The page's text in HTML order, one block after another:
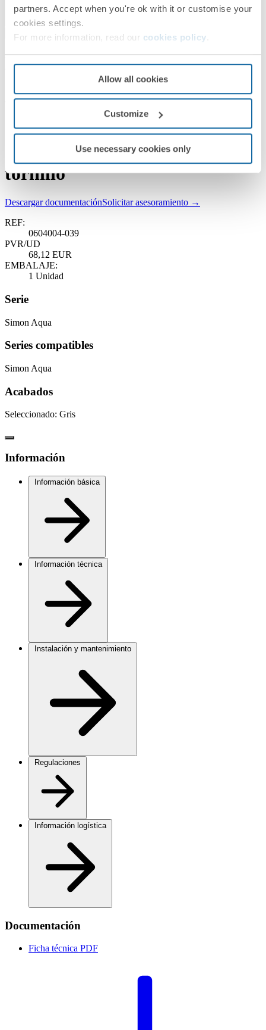
partners. Accept when you're ok with it or customise your
cookies settings.
For more information, read our cookies policy
Allow all cookies
Customize
Use necessary cookies only
Kit Schuko Simon Aqua de
superficie para Recarga de
Vehículo Eléctrico IP55 IK08
16A ~3,7kW con tapa de
seguridad y embornamiento a
tornillo
Descargar documentaciónSolicitar asesoramiento →
REF:
0604004-039
PVR/UD
68,12 EUR
EMBALAJE:
1 Unidad
Serie
Simon Aqua
Series compatibles
Simon Aqua
Acabados
Seleccionado: Gris
Información
Documentación
Ficha técnica PDF